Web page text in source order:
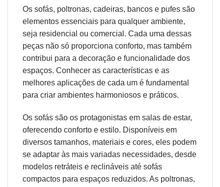
Os sofás, poltronas, cadeiras, bancos e pufes são
elementos essenciais para qualquer ambiente,
seja residencial ou comercial. Cada uma dessas
peças não só proporciona conforto, mas também
contribui para a decoração e funcionalidade dos
espaços. Conhecer as características e as
melhores aplicações de cada um é fundamental
para criar ambientes harmoniosos e práticos.
Os sofás são os protagonistas em salas de estar,
oferecendo conforto e estilo. Disponíveis em
diversos tamanhos, materiais e cores, eles podem
se adaptar às mais variadas necessidades, desde
modelos retráteis e reclináveis até sofás
compactos para espaços reduzidos. As poltronas,